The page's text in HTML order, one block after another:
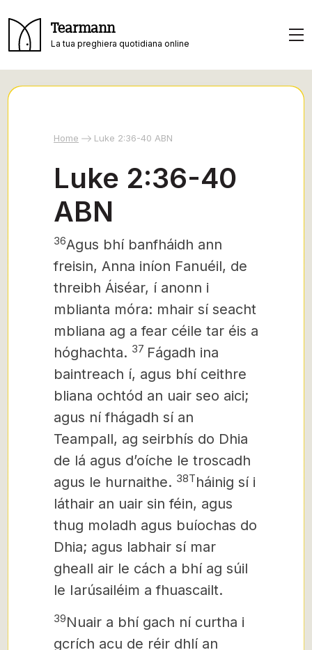
Tearmann
La tua preghiera quotidiana online
Home Luke 2:36-40 ABN
Luke 2:36-40
ABN
36Agus bhí banfháidh ann
freisin, Anna iníon Fanuéil, de
threibh Áiséar, í anonn i
mblianta móra: mhair sí seacht
mbliana ag a fear céile tar éis a
hóghachta. 37 Fágadh ina
baintreach í, agus bhí ceithre
bliana ochtód an uair seo aici;
agus ní fhágadh sí an
Teampall, ag seirbhís do Dhia
de lá agus dʼoíche le troscadh
agus le hurnaithe. 38Tháinig sí i
láthair an uair sin féin, agus
thug moladh agus buíochas do
Dhia; agus labhair sí mar
gheall air le cách a bhí ag súil
le Iarúsailéim a fhuascailt.
39Nuair a bhí gach ní curtha i
gcrích acu de réir dhlí an